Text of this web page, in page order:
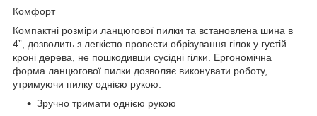
Комфорт
Компактні розміри ланцюгової пилки та встановлена шина в
4”, дозволить з легкістю провести обрізування гілок у густій
кроні дерева, не пошкодивши сусідні гілки. Ергономічна
форма ланцюгової пилки дозволяє виконувати роботу,
утримуючи пилку однією рукою.
Зручно тримати однією рукою